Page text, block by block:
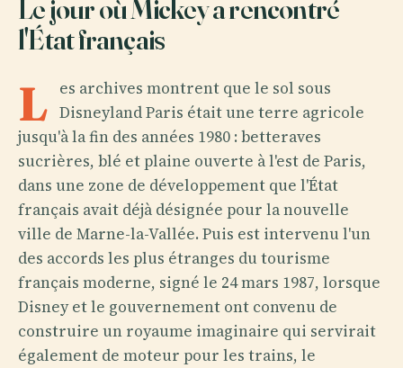
Le jour où Mickey a rencontré
l'État français
L
es archives montrent que le sol sous
Disneyland Paris était une terre agricole
jusqu'à la fin des années 1980 : betteraves
sucrières, blé et plaine ouverte à l'est de Paris,
dans une zone de développement que l'État
français avait déjà désignée pour la nouvelle
ville de Marne-la-Vallée. Puis est intervenu l'un
des accords les plus étranges du tourisme
français moderne, signé le 24 mars 1987, lorsque
Disney et le gouvernement ont convenu de
construire un royaume imaginaire qui servirait
également de moteur pour les trains, le